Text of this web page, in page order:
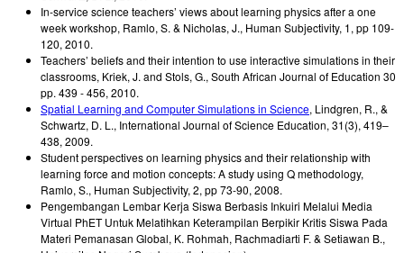
In-service science teachers’ views about learning physics after a one
week workshop, Ramlo, S. & Nicholas, J., Human Subjectivity, 1, pp 109-
120, 2010.
Teachers’ beliefs and their intention to use interactive simulations in their
classrooms, Kriek, J. and Stols, G., South African Journal of Education 30
pp. 439 - 456, 2010.
Spatial Learning and Computer Simulations in Science, Lindgren, R., &
Schwartz, D. L., International Journal of Science Education, 31(3), 419–
438, 2009.
Student perspectives on learning physics and their relationship with
learning force and motion concepts: A study using Q methodology,
Ramlo, S., Human Subjectivity, 2, pp 73-90, 2008.
Pengembangan Lembar Kerja Siswa Berbasis Inkuiri Melalui Media
Virtual PhET Untuk Melatihkan Keterampilan Berpikir Kritis Siswa Pada
Materi Pemanasan Global, K. Rohmah, Rachmadiarti F. & Setiawan B.,